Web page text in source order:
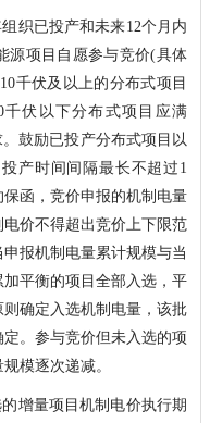
已投产和未来12个月内
源项目自愿参与竞价(具体
千伏及以上的分布式项目
千伏以下分布式项目应满
鼓励已投产分布式项目以
产时间间隔最长不超过1
函，竞价申报的机制电量
价不得超出竞价上下限范
报机制电量累计规模与当
平衡的项目全部入选，平
确定入选机制电量，该批
。参与竞价但未入选的项
模逐次递减。
增量项目机制电价执行期